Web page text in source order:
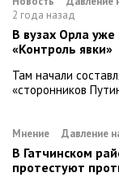
2 года назад
В вузах Орла
«Контроль явки»
Там начали
«сторонников
Мнение Давление
В Гатчинском
протестуют